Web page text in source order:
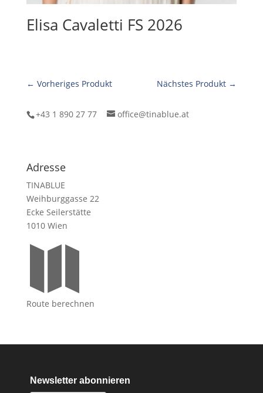
Elisa Cavaletti FS 2026
← Vorheriges Produkt Nächstes Produkt →
+43 1 890 27 77 office@tinablue.at
Adresse
TINABLUE
Weihburggasse 22
Ecke Seilerstätte
1010 Wien

Route berechnen
Newsletter abonnieren